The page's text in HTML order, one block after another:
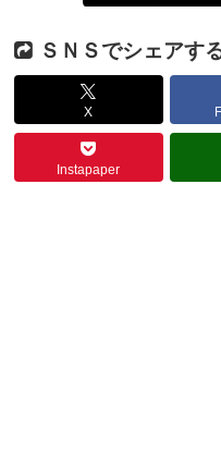
ＳＮＳでシェアす
X
Instapaper